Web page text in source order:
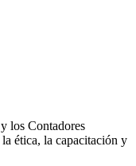
los Contadores
ética, la capacitación y